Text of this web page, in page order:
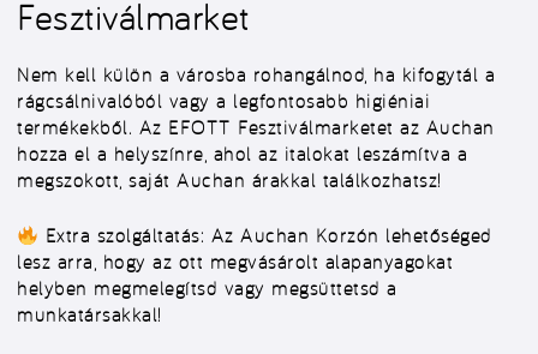
Fesztiválmarket
Nem kell külön a városba rohangálnod, ha kifogytál a
rágcsálnivalóból vagy a legfontosabb higiéniai
termékekből. Az EFOTT Fesztiválmarketet az Auchan
hozza el a helyszínre, ahol az italokat leszámítva a
megszokott, saját Auchan árakkal találkozhatsz!
Extra szolgáltatás: Az Auchan Korzón lehetőséged
lesz arra, hogy az ott megvásárolt alapanyagokat
helyben megmelegítsd vagy megsüttetsd a
munkatársakkal!